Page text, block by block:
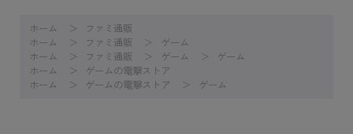
ホーム
ファミ通販
ホーム
ファミ通販
ゲーム
ホーム
ファミ通販 ゲーム
ゲーム
ホーム
ゲームの電撃ストア
ホーム
ゲームの電撃ストア ゲーム